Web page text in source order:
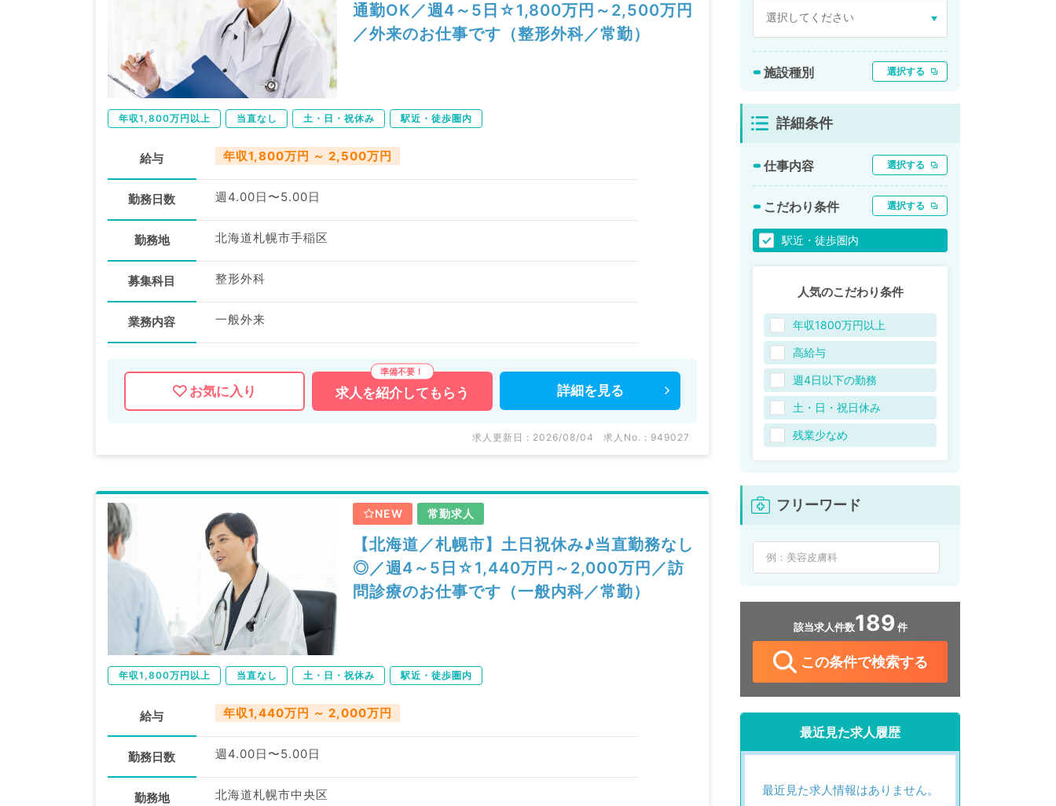
通勤OK／週4～5日☆1,800万円～2,500万円
／外来のお仕事です（整形外科／常勤）
年収1,800万円以上 当直なし 土・日・祝休み 駅近・徒歩圏内
給与 年収1,800万円 ～ 2,500万円
勤務日数 週4.00日〜5.00日
勤務地 北海道札幌市手稲区
募集科目 整形外科
業務内容 一般外来
お気に入り 求人を紹介してもらう 詳細を 見る
求人更新日 : 2026/08/04 求人No. : 949027
NEW 常勤求人
【北海道／札幌市】土日祝休み♪当直勤務なし
◎／週4～5日☆1,440万円～2,000万円／訪
問診療のお仕事です（一般内科／常勤）
年収1,800万円以上 当直なし 土・日・祝休み 駅近・徒歩圏内
給与 年収1,440万円 ～ 2,000万円
勤務日数 週4.00日〜5.00日
勤務地 北海道札幌市中央区
施設種別 選択する
詳細条件
仕事内容 選択する
こだわり条件 選択する
駅近・徒歩圏内
人気のこだわり条件
年収1800万円以上
高給与
週4日以下の勤務
土・日・祝日休み
残業少なめ
フリーワード
該当求人件数189 件
この条件で検索する
最近見た求人履歴
最近見た求人情報はありません。